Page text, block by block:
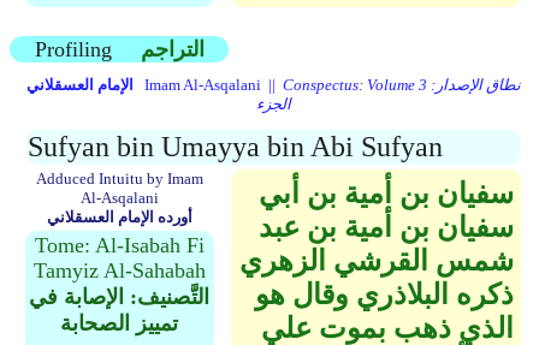
Profiling التراجم
الإمام العسقلاني Imam Al-Asqalani || Conspectus: Volume 3 نطاق الإصدار:
الجزء
Sufyan bin Umayya bin Abi Sufyan
سفيان بن أمية بن أبي
سفيان بن أمية بن عبد
شمس القرشي الزهري
ذكره البلاذري وقال هو
الذي ذهب بموت علي
Adduced Intuitu by Imam
Al-Asqalani
أورده الإمام العسقلاني
Tome: Al-Isabah Fi
Tamyiz Al-Sahabah
التَّصنيف: الإصابة في
تمييز الصحابة